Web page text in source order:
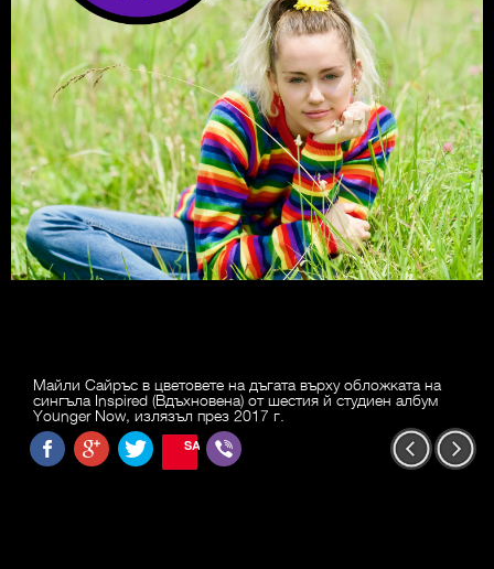
Майли Сайръс в цветовете на дъгата върху обложката на
сингъла Inspired (Вдъхновена) от шестия й студиен албум
Younger Now, излязъл през 2017 г.
SAVE